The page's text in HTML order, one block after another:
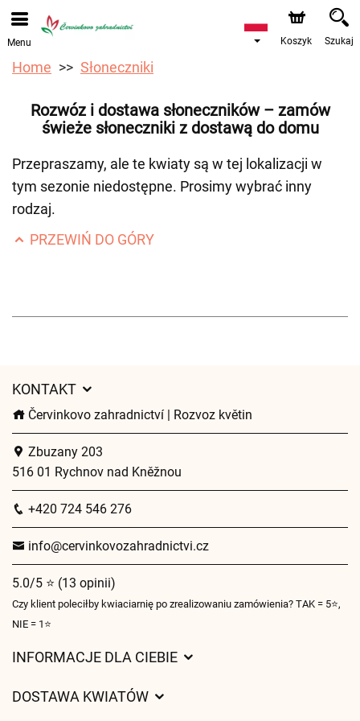
Przyjmujemy zamówienia za pośrednictwem naszego
sklepu internetowego. Najbliższy możliwy termin dostawy
to 12.08.2026 z powodu urlopu.
Menu Koszyk Szukaj
Home Słoneczniki
Rozwóz i dostawa słoneczników – zamów
świeże słoneczniki z dostawą do domu
Przepraszamy, ale te kwiaty są w tej lokalizacji w
tym sezonie niedostępne. Prosimy wybrać inny
rodzaj.
PRZEWIŃ DO GÓRY
KONTAKT
Červinkovo zahradnictví | Rozvoz květin
Zbuzany 203
516 01 Rychnov nad Kněžnou
+420 724 546 276
info@cervinkovozahradnictvi.cz
5.0/5 ⭐ (13 opinii)
Czy klient poleciłby kwiaciarnię po zrealizowaniu zamówienia? TAK = 5⭐,
NIE = 1⭐
INFORMACJE DLA CIEBIE
DOSTAWA KWIATÓW